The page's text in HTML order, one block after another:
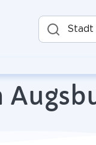
Stadt